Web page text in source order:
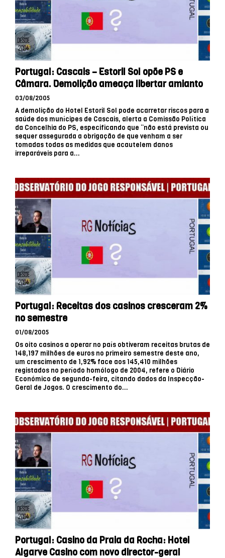
Portugal: Cascais – Estoril Sol opõe PS e
Câmara. Demolição ameaça libertar amianto
03/08/2005
A demolição do Hotel Estoril Sol pode acarretar riscos para a
saúde dos munícipes de Cascais, alerta a Comissão Política
da Concelhia do PS, especificando que “não está prevista ou
sequer assegurada a obrigação de que venham a ser
tomadas todas as medidas que acautelem danos
irreparáveis para a...
Portugal: Receitas dos casinos cresceram 2%
no semestre
01/08/2005
Os oito casinos a operar no país obtiveram receitas brutas de
148,197 milhões de euros no primeiro semestre deste ano,
um crescimento de 1,92% face aos 145,410 milhões
registados no período homólogo de 2004, refere o Diário
Económico de segunda-feira, citando dados da Inspecção-
Geral de Jogos. O crescimento do...
Portugal: Casino da Praia da Rocha: Hotel
Algarve Casino com novo director-geral